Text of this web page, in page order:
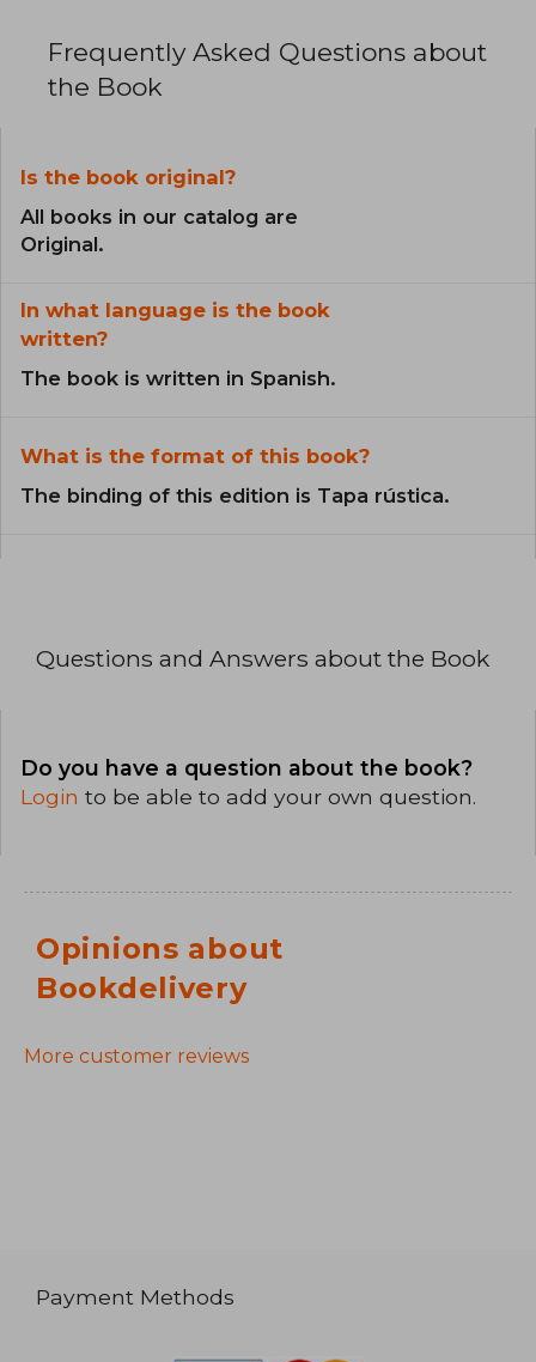
Frequently Asked Questions about
the Book
Is the book original?
All books in our catalog are
Original.
In what language is the book
written?
The book is written in Spanish.
What is the format of this book?
The binding of this edition is Tapa rústica.
Questions and Answers about the Book
Do you have a question about the book?
Login to be able to add your own question.
Opinions about
Bookdelivery
More customer reviews
Payment Methods